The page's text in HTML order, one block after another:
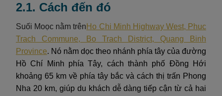
2.1. Cách đến đó
Suối Moọc nằm trên Ho Chi Minh Highway West, Phuc
Trach Commune, Bo Trach District, Quang Binh
Province. Nó nằm dọc theo nhánh phía tây của đường
Hồ Chí Minh phía Tây, cách thành phố Đồng Hới
khoảng 65 km về phía tây bắc và cách thị trấn Phong
Nha 20 km, giúp du khách dễ dàng tiếp cận từ cả hai